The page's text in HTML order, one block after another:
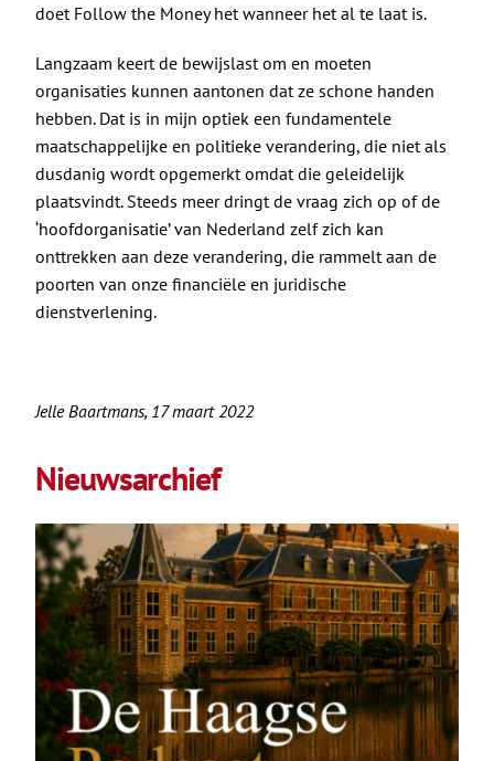
doet Follow the Money het wanneer het al te laat is.
Langzaam keert de bewijslast om en moeten
organisaties kunnen aantonen dat ze schone handen
hebben. Dat is in mijn optiek een fundamentele
maatschappelijke en politieke verandering, die niet als
dusdanig wordt opgemerkt omdat die geleidelijk
plaatsvindt. Steeds meer dringt de vraag zich op of de
‘hoofdorganisatie’ van Nederland zelf zich kan
onttrekken aan deze verandering, die rammelt aan de
poorten van onze financiële en juridische
dienstverlening.
Jelle Baartmans, 17 maart 2022
Nieuwsarchief